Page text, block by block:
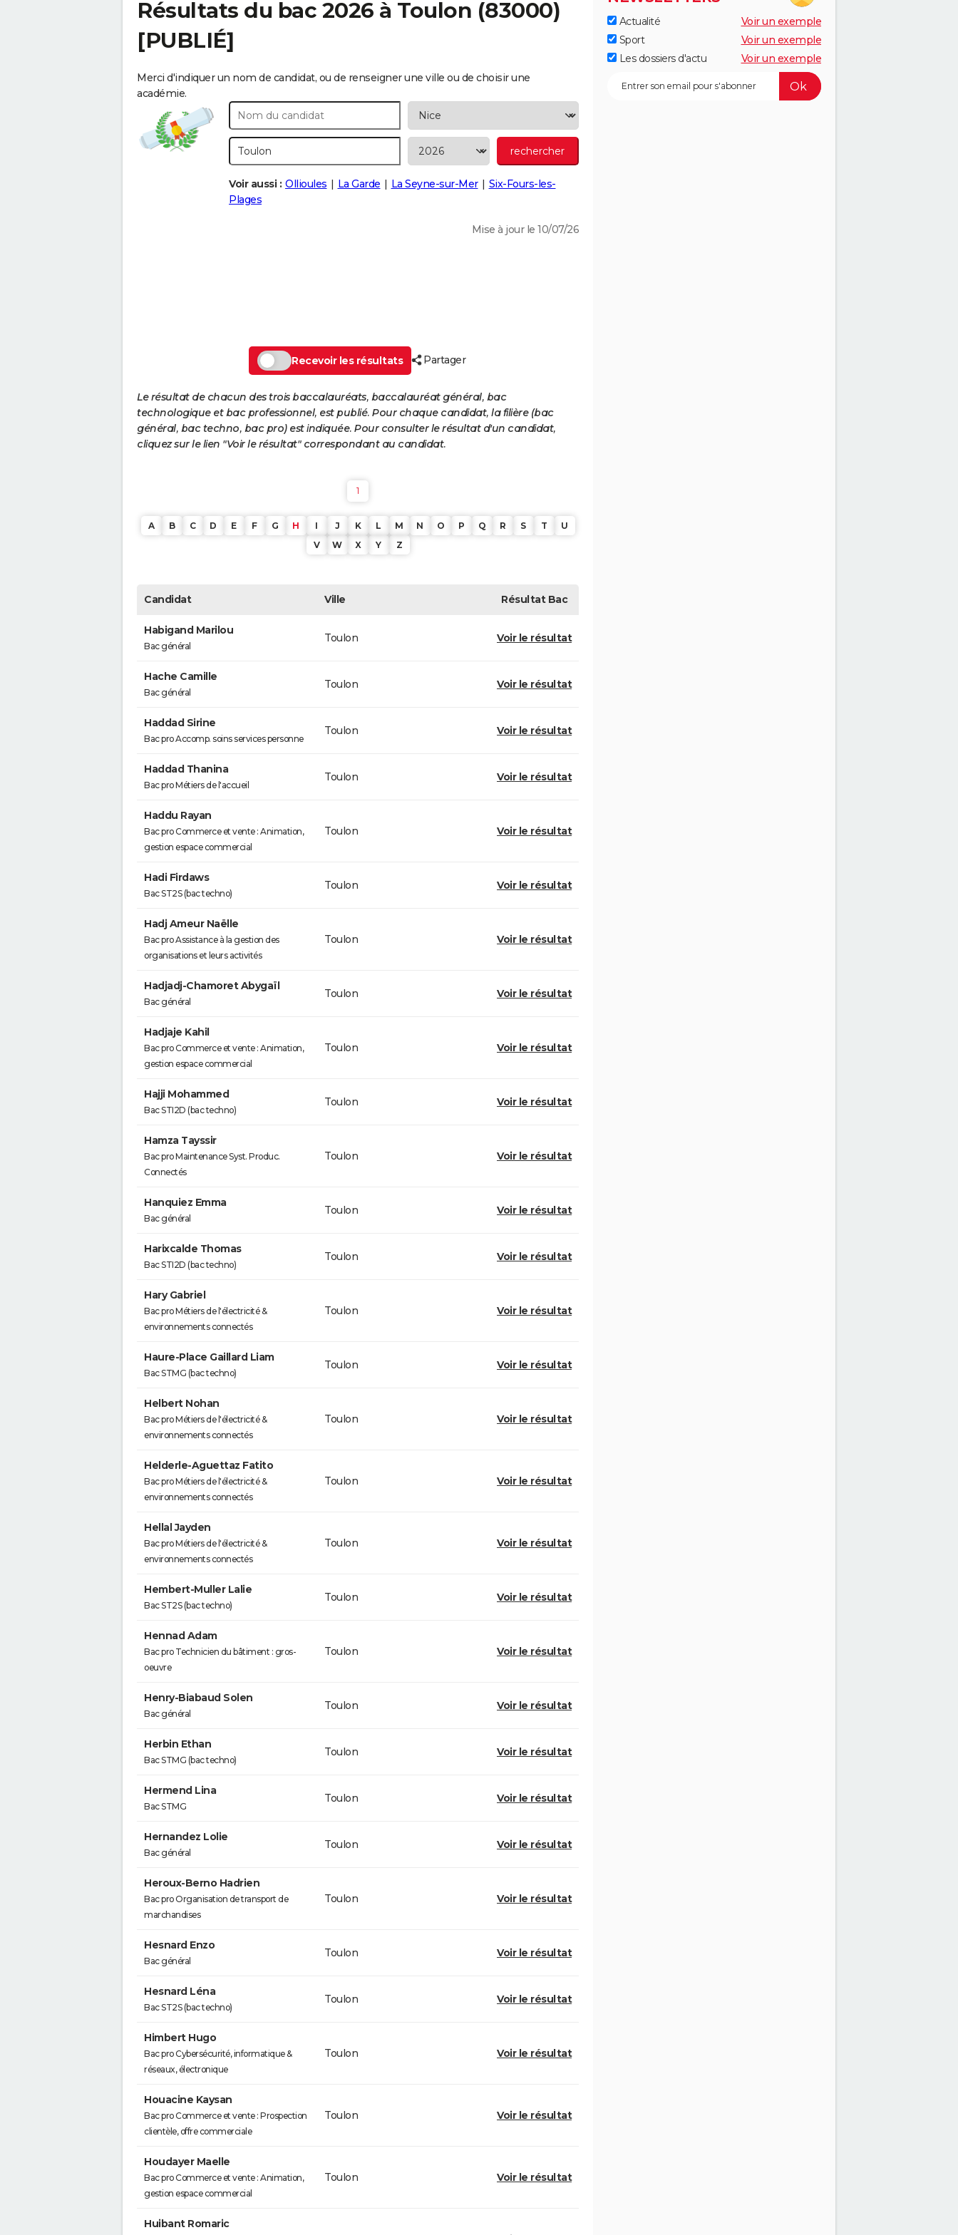
Résultats du bac 2026 à Toulon (83000)
[PUBLIÉ]
Merci d'indiquer un nom de candidat, ou de renseigner une ville ou de choisir une
académie.
Voir aussi : Ollioules La Garde La Seyne-sur-Mer
Six-Fours-les-
Plages
Mise à jour le 10/07/26
Recevoir les résultats Partager
Le résultat de chacun des trois baccalauréats, baccalauréat général, bac
technologique et bac professionnel, est publié. Pour chaque candidat, la filière (bac
général, bac techno, bac pro) est indiquée. Pour consulter le résultat d'un candidat,
cliquez sur le lien "Voir le résultat" correspondant au candidat.
1
A B C D E F G H I J K L M N O P Q R S T
U
V
W X Y Z
Candidat Ville RésultatBac
Habigand Marilou
Bac général
Toulon Voir le résultat
Hache Camille
Bac général
Toulon Voir le résultat
Haddad Sirine
Bac pro Accomp. soins services personne
Toulon Voir le résultat
Haddad Thanina
Bac pro Métiers de l'accueil
Toulon Voir le résultat
Haddu Rayan
Bac pro Commerce et vente : Animation,
gestion espace commercial
Toulon Voir le résultat
Hadi Firdaws
Bac ST2S (bac techno)
Toulon Voir le résultat
Hadj Ameur Naëlle
Bac pro Assistance à la gestion des
organisations et leurs activités
Toulon Voir le résultat
Hadjadj-Chamoret Abygaïl
Bac général
Toulon Voir le résultat
Hadjaje Kahil
Bac pro Commerce et vente : Animation,
gestion espace commercial
Toulon Voir le résultat
Hajji Mohammed
Bac STI2D (bac techno)
Toulon Voir le résultat
Hamza Tayssir
Bac pro Maintenance Syst. Produc.
Connectés
Toulon Voir le résultat
Hanquiez Emma
Bac général
Toulon Voir le résultat
Harixcalde Thomas
Bac STI2D (bac techno)
Toulon Voir le résultat
Hary Gabriel
Bac pro Métiers de l'électricité &
environnements connectés
Toulon Voir le résultat
Haure-Place Gaillard Liam
Bac STMG (bac techno)
Toulon Voir le résultat
Helbert Nohan
Bac pro Métiers de l'électricité &
environnements connectés
Toulon Voir le résultat
Helderle-Aguettaz Fatito
Bac pro Métiers de l'électricité &
environnements connectés
Toulon Voir le résultat
Hellal Jayden
Bac pro Métiers de l'électricité &
environnements connectés
Toulon Voir le résultat
Hembert-Muller Lalie
Bac ST2S (bac techno)
Toulon Voir le résultat
Hennad Adam
Bac pro Technicien du bâtiment : gros-
oeuvre
Toulon Voir le résultat
Henry-Biabaud Solen
Bac général
Toulon Voir le résultat
Herbin Ethan
Bac STMG (bac techno)
Toulon Voir le résultat
Hermend Lina
Bac STMG
Toulon Voir le résultat
Hernandez Lolie
Bac général
Toulon Voir le résultat
Heroux-Berno Hadrien
Bac pro Organisation de transport de
marchandises
Toulon Voir le résultat
Hesnard Enzo
Bac général
Toulon Voir le résultat
Hesnard Léna
Bac ST2S (bac techno)
Toulon Voir le résultat
Himbert Hugo
Bac pro Cybersécurité, informatique &
réseaux, électronique
Toulon Voir le résultat
Houacine Kaysan
Bac pro Commerce et vente : Prospection
clientèle, offre commerciale
Toulon Voir le résultat
Houdayer Maelle
Bac pro Commerce et vente : Animation,
gestion espace commercial
Toulon Voir le résultat
Huibant Romaric
Actualité
Voir un exemple
Sport
Voir un exemple
Les dossiers d'actu
Voir un exemple